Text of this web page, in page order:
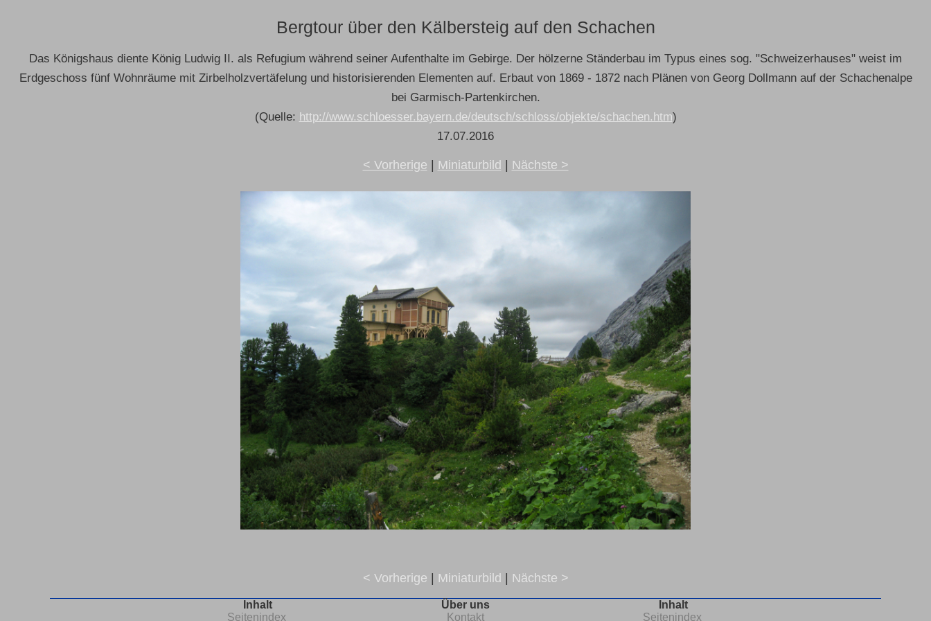
Bergtour über den Kälbersteig auf den Schachen
Das Königshaus diente König Ludwig II. als Refugium während seiner Aufenthalte im Gebirge. Der hölzerne Ständerbau im Typus eines sog. "Schweizerhauses" weist im
Erdgeschoss fünf Wohnräume mit Zirbelholzvertäfelung und historisierenden Elementen auf. Erbaut von 1869 - 1872 nach Plänen von Georg Dollmann auf der Schachenalpe
bei Garmisch-Partenkirchen.
(Quelle: http://www.schloesser.bayern.de/deutsch/schloss/objekte/schachen.htm)
17.07.2016
< Vorherige | Miniaturbild | Nächste >
< Vorherige Miniaturbild Nächste >
Inhalt
Seitenindex
Über uns
Kontakt
Inhalt
Seitenindex